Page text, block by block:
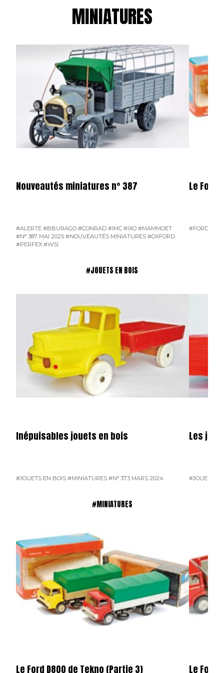
MINIATURES
Nouveautés miniatures n° 387
#ALERTE #BBURAGO #CONRAD #IMC #IXO #MAMMOET
#N° 387 MAI 2025 #NOUVEAUTÉS MINIATURES #OXFORD
#PERFEX #WSI
Le Ford
#FORD D800
#JOUETS EN BOIS
Inépuisables jouets en bois
#JOUETS EN BOIS #MINIATURES #N° 373 MARS 2024
Les
#JOUETS
#MINIATURES
Le Ford D800 de Tekno (Partie 3) Le Ford